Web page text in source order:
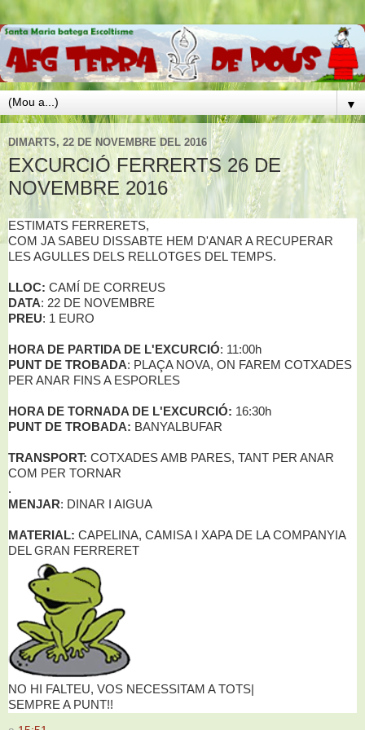
▼
DIMARTS, 22 DE NOVEMBRE DEL 2016
EXCURCIÓ FERRERTS 26 DE
NOVEMBRE 2016
ESTIMATS FERRERETS,
COM JA SABEU DISSABTE HEM D'ANAR A RECUPERAR
LES AGULLES DELS RELLOTGES DEL TEMPS.
LLOC: CAMÍ DE CORREUS
DATA: 22 DE NOVEMBRE
PREU: 1 EURO
HORA DE PARTIDA DE L'EXCURCIÓ: 11:00h
PUNT DE TROBADA: PLAÇA NOVA, ON FAREM COTXADES
PER ANAR FINS A ESPORLES
HORA DE TORNADA DE L'EXCURCIÓ: 16:30h
PUNT DE TROBADA: BANYALBUFAR
TRANSPORT: COTXADES AMB PARES, TANT PER ANAR
COM PER TORNAR
.
MENJAR: DINAR I AIGUA
MATERIAL: CAPELINA, CAMISA I XAPA DE LA COMPANYIA
DEL GRAN FERRERET
NO HI FALTEU, VOS NECESSITAM A TOTS|
SEMPRE A PUNT!!